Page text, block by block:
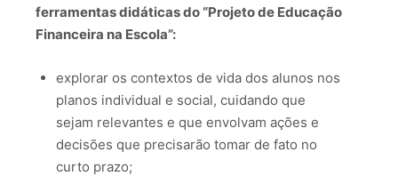
ferramentas didáticas do “Projeto de Educação
Financeira na Escola”:
explorar os contextos de vida dos alunos nos
planos individual e social, cuidando que
sejam relevantes e que envolvam ações e
decisões que precisarão tomar de fato no
curto prazo;